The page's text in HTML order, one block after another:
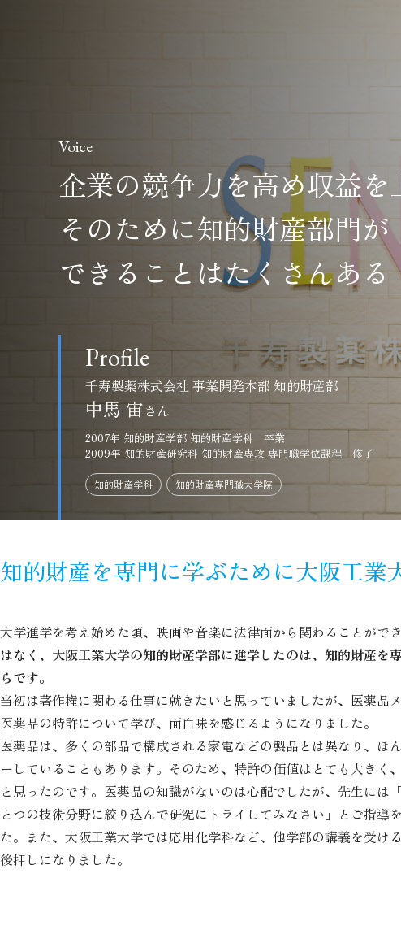
Voice
企業の競争力を高め収益を
そのために知的財産部門が
できることはたくさんある
Profile
千寿製薬株式会社 事業開発本部 知的財産部
中馬 宙
2007年 知的財産学部 知的財産学科 卒業
2009年 知的財産研究科 知的財産専攻 専門職学位課程 修了
知的財産学科 知的財産専門職大学院
知的財産を専門に学ぶために大阪工業
大学進学を考え始めた頃、映画や音楽に法律面から関わることがで
はなく、大阪工業大学の知的財産学部に進学したのは、知的財産を
らです。
当初は著作権に関わる仕事に就きたいと思っていましたが、医薬品
医薬品の特許について学び、面白味を感じるようになりました。
医薬品は、多くの部品で構成される家電などの製品とは異なり、ほ
ーしていることもあります。そのため、特許の価値はとても大きく
と思ったのです。医薬品の知識がないのは心配でしたが、先生には
とつの技術分野に絞り込んで研究にトライしてみなさい」とご指導
た。また、大阪工業大学では応用化学科など、他学部の講義を受け
後押しになりました。